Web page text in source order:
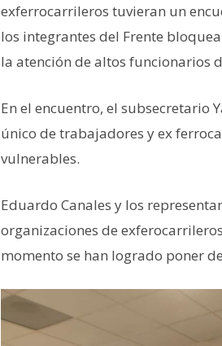
exferrocarrileros tuvieran un
los integrantes del Frente
la atención de altos funcionarios
En el encuentro, el subsecretario
único de trabajadores y ex
vulnerables.
Eduardo Canales y los
organizaciones de
momento se han logrado poner